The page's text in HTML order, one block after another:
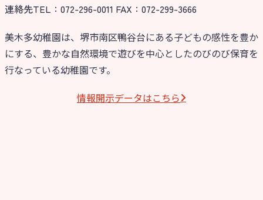
連絡先TEL：072-296-0011 FAX：072-299-3666
美木多幼稚園は、堺市南区鴨谷台にある子どもの感性を豊か
にする、豊かな自然環境で遊びを中心としたのびのび保育を
行なっている幼稚園です。
情報開⽰データはこちら